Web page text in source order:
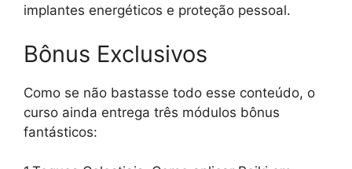
implantes energéticos e proteção pessoal.
Bônus Exclusivos
Como se não bastasse todo esse conteúdo, o
curso ainda entrega três módulos bônus
fantásticos: